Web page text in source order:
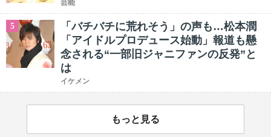
芸能
5
「バチバチに荒れそう」の声も…松本潤
「アイドルプロデュース始動」報道も懸
念される“一部旧ジャニファンの反発”と
は
イケメン
もっと見る